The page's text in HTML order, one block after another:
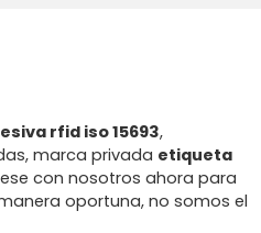
rfid iso 15693,
marca privada etiqueta
con nosotros ahora para
oportuna, no somos el